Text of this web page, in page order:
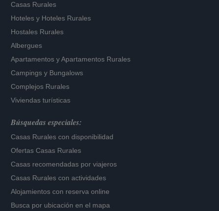
Casas Rurales
Hoteles y Hoteles Rurales
Hostales Rurales
Albergues
Apartamentos yApartamentos Rurales
Campings y Bungalows
Complejos Rurales
Viviendas turísticas
Búsquedas especiales:
Casas Rurales con disponibilidad
Ofertas Casas Rurales
Casas recomendadas por viajeros
Casas Rurales con actividades
Alojamientos con reserva online
Busca por ubicación en el mapa